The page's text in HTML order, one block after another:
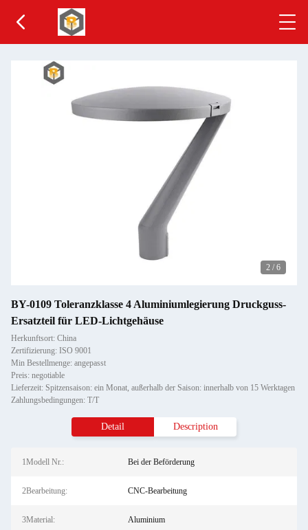
2 / 6
BY-0109 Toleranzklasse 4 Aluminiumlegierung Druckguss-
Ersatzteil für LED-Lichtgehäuse
Herkunftsort: China
Zertifizierung: ISO 9001
Min Bestellmenge: angepasst
Preis: negotiable
Lieferzeit: Spitzensaison: ein Monat, außerhalb der Saison: innerhalb von 15 Werktagen
Zahlungsbedingungen: T/T
Detail Description
1Modell Nr.: Bei der Beförderung
2Bearbeitung: CNC-Bearbeitung
3Material: Aluminium